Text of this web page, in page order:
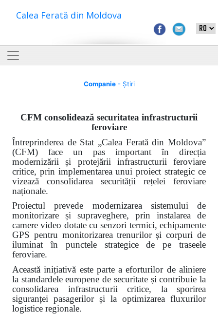
Calea Ferată din Moldova
Companie- Știri
CFM consolidează securitatea infrastructurii
feroviare
Întreprinderea de Stat „Calea Ferată din Moldova”
(CFM) face un pas important în direcția
modernizării și protejării infrastructurii feroviare
critice, prin implementarea unui proiect strategic ce
vizează consolidarea securității rețelei feroviare
naționale.
Proiectul prevede modernizarea sistemului de
monitorizare și supraveghere, prin instalarea de
camere video dotate cu senzori termici, echipamente
GPS pentru monitorizarea trenurilor și corpuri de
iluminat în punctele strategice de pe traseele
feroviare.
Această inițiativă este parte a eforturilor de aliniere
la standardele europene de securitate și contribuie la
consolidarea infrastructurii critice, la sporirea
siguranței pasagerilor și la optimizarea fluxurilor
logistice regionale.